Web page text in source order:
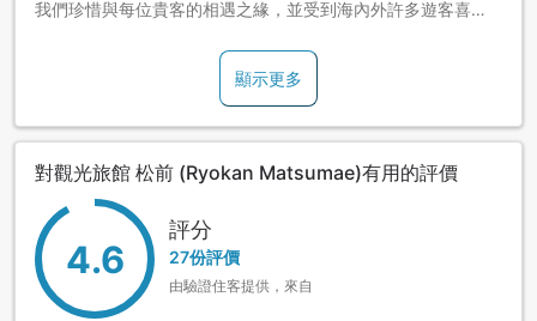
我們珍惜與每位貴客的相遇之緣，並受到海內外許多遊客喜
顯示更多
對觀光旅館 松前 (Ryokan Matsumae)有用的評價
4.6
評分
27份評價
由驗證住客提供，來自